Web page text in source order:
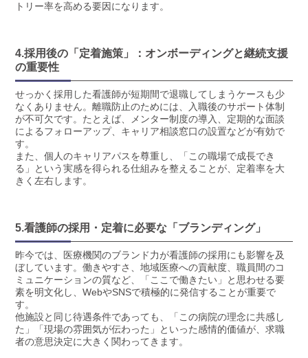
トリー率を高める要因になります。
4.採用後の「定着施策」：オンボーディングと継続支援
の重要性
せっかく採用した看護師が短期間で退職してしまうケースも少
なくありません。離職防止のためには、入職後のサポート体制
が不可欠です。たとえば、メンター制度の導入、定期的な面談
によるフォローアップ、キャリア相談窓口の設置などが有効で
す。
また、個人のキャリアパスを尊重し、「この職場で成長でき
る」という実感を得られる仕組みを整えることが、定着率を大
きく左右します。
5.看護師の採用・定着に必要な「ブランディング」
昨今では、医療機関のブランド力が看護師の採用にも影響を及
ぼしています。働きやすさ、地域医療への貢献度、職員間のコ
ミュニケーションの質など、「ここで働きたい」と思わせる要
素を明文化し、WebやSNSで積極的に発信することが重要で
す。
他施設と同じ待遇条件であっても、「この病院の理念に共感し
た」「現場の雰囲気が伝わった」といった感情的価値が、求職
者の意思決定に大きく関わってきます。